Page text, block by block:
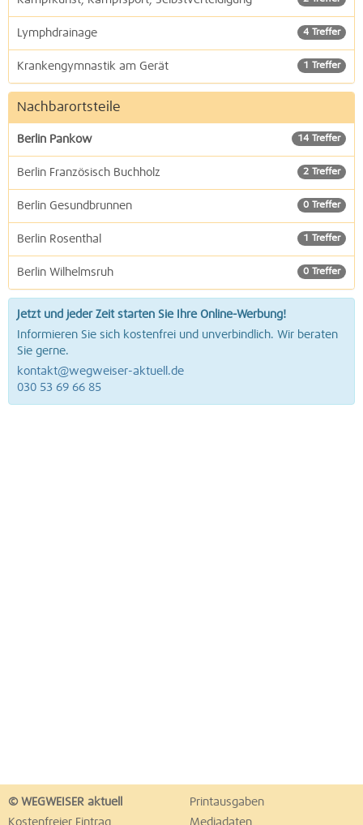
4 Treffer
Lymphdrainage
1 Treffer
Krankengymnastik am Gerät
Nachbarortsteile
14 Treffer
Berlin Pankow
2 Treffer
Berlin Französisch Buchholz
0 Treffer
Berlin Gesundbrunnen
1 Treffer
Berlin Rosenthal
0 Treffer
Berlin Wilhelmsruh
Jetzt und jeder Zeit starten Sie Ihre Online-Werbung!
Informieren Sie sich kostenfrei und unverbindlich. Wir beraten
Sie gerne.
kontakt@wegweiser-aktuell.de
030 53 69 66 85
© WEGWEISER aktuell
Printausgaben
Kostenfreier Eintrag
Mediadaten